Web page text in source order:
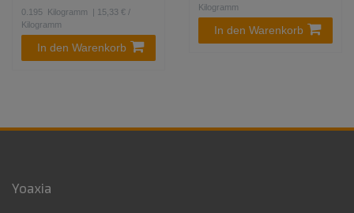
0.195 Kilogramm
| 15,33 € /
Kilogramm
In den Warenkorb
Kilogramm
In den Warenkorb
Yoaxia